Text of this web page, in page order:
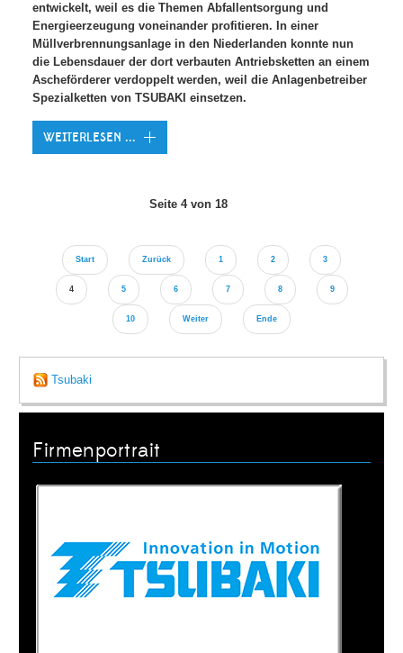
entwickelt, weil es die Themen Abfallentsorgung und
Energieerzeugung voneinander profitieren. In einer
Müllverbrennungsanlage in den Niederlanden konnte nun
die Lebensdauer der dort verbauten Antriebsketten an einem
Ascheförderer verdoppelt werden, weil die Anlagenbetreiber
Spezialketten von TSUBAKI einsetzen.
WEITERLESEN ...
Seite 4 von 18
Start Zurück 1 2 3
4 5 6 7 8 9
10 Weiter Ende
Tsubaki
Firmenportrait